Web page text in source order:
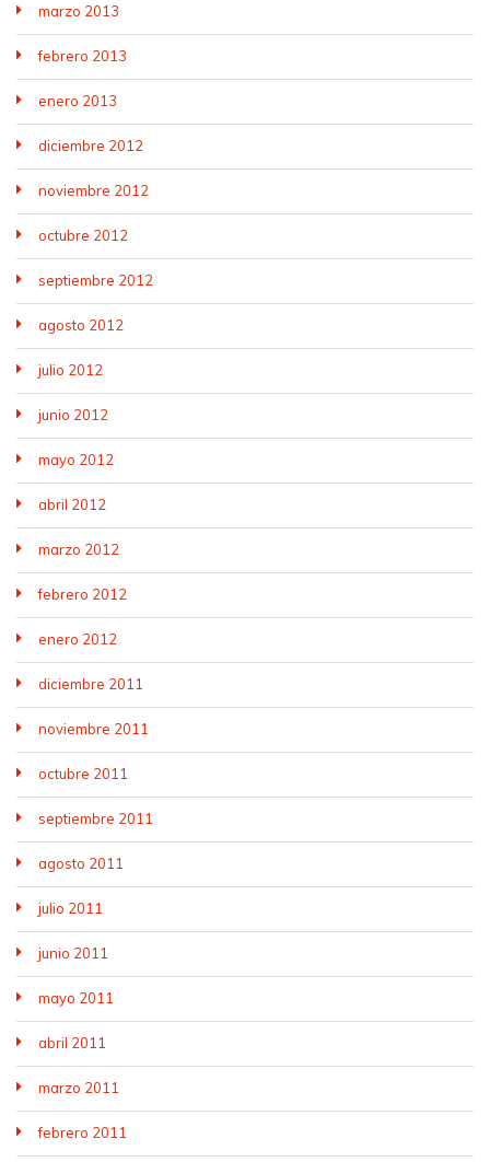
marzo 2013
febrero 2013
enero 2013
diciembre 2012
noviembre 2012
octubre 2012
septiembre 2012
agosto 2012
julio 2012
junio 2012
mayo 2012
abril 2012
marzo 2012
febrero 2012
enero 2012
diciembre 2011
noviembre 2011
octubre 2011
septiembre 2011
agosto 2011
julio 2011
junio 2011
mayo 2011
abril 2011
marzo 2011
febrero 2011